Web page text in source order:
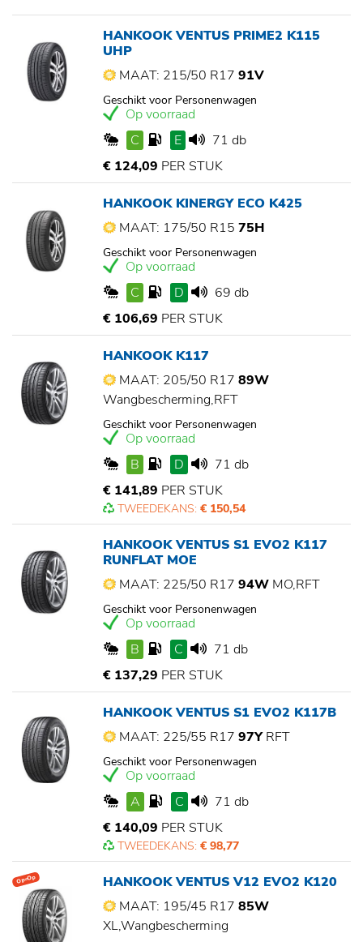
HANKOOK VENTUS PRIME2 K115
UHP
MAAT: 215/50 R17 91V
Geschikt voor Personenwagen
Op voorraad
C
E
71 db
€ 124,09 PER STUK
HANKOOK KINERGY ECO K425
MAAT: 175/50 R15 75H
Geschikt voor Personenwagen
Op voorraad
C
D
69 db
€ 106,69 PER STUK
HANKOOK K117
MAAT: 205/50 R17 89W
Wangbescherming,RFT
Geschikt voor Personenwagen
Op voorraad
B
D
71 db
€ 141,89 PER STUK
TWEEDEKANS: € 150,54
HANKOOK VENTUS S1 EVO2 K117
RUNFLAT MOE
MAAT: 225/50 R17 94W MO,RFT
Geschikt voor Personenwagen
Op voorraad
B
C
71 db
€ 137,29 PER STUK
HANKOOK VENTUS S1 EVO2 K117B
MAAT: 225/55 R17 97YRFT
Geschikt voor Personenwagen
Op voorraad
A
C
71 db
€ 140,09 PER STUK
TWEEDEKANS: € 98,77
Op=Op
HANKOOK VENTUS V12 EVO2 K120
MAAT: 195/45 R17 85W
XL,Wangbescherming